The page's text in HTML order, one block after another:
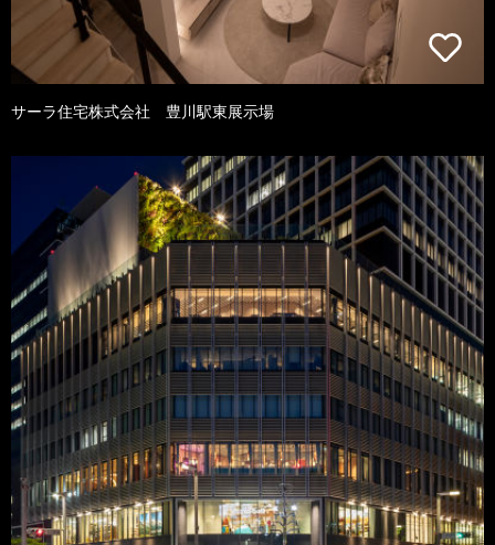
サーラ住宅株式会社 豊川駅東展示場